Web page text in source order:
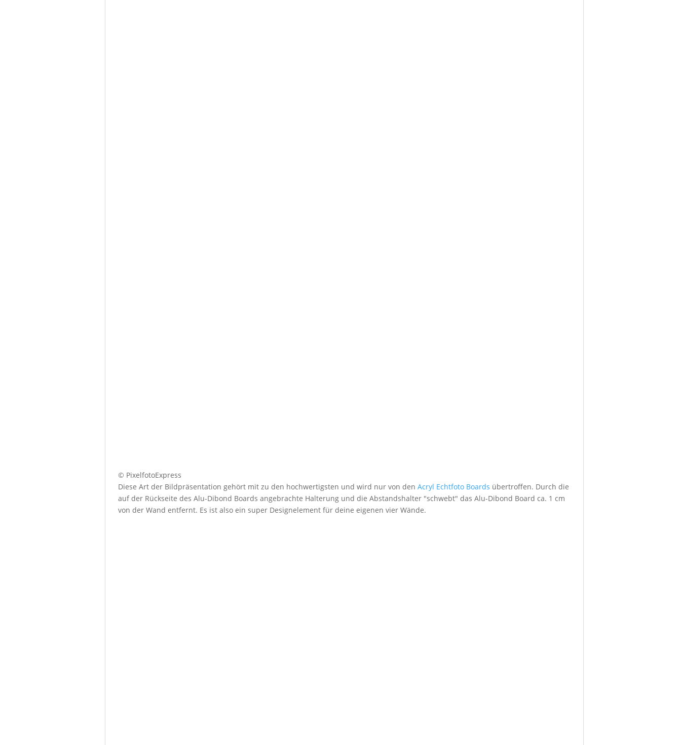
© PixelfotoExpress
Diese Art der Bildpräsentation gehört mit zu den hochwertigsten und wird nur von den Acryl Echtfoto Boards übertroffen. Durch die
auf der Rückseite des Alu-Dibond Boards angebrachte Halterung und die Abstandshalter "schwebt" das Alu-Dibond Board ca. 1 cm
von der Wand entfernt. Es ist also ein super Designelement für deine eigenen vier Wände.